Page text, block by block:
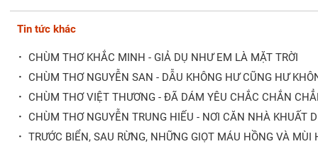
Tin tức khác
· CHÙM THƠ KHẮC MINH - GIẢ DỤ NHƯ EM LÀ MẶT TRỜI
· CHÙM THƠ NGUYỄN SAN - DẪU KHÔNG HƯ CŨNG HƯ
· CHÙM THƠ VIỆT THƯƠNG - ĐÃ DÁM YÊU CHẮC CHẮN
· CHÙM THƠ NGUYỄN TRUNG HIẾU - NƠI CĂN NHÀ KHUẤT
· TRƯỚC BIỂN, SAU RỪNG, NHỮNG GIỌT MÁU HỒNG VÀ